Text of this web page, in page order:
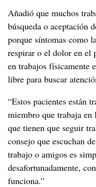
Añadió que muchos
búsqueda o aceptación
porque síntomas como
respirar o el dolor en el
en trabajos físicamente
libre para buscar
“Estos pacientes están
miembro que trabaja
que tienen que seguir
consejo que escuchan
trabajo o amigos es
desafortunadamente,
funciona.”